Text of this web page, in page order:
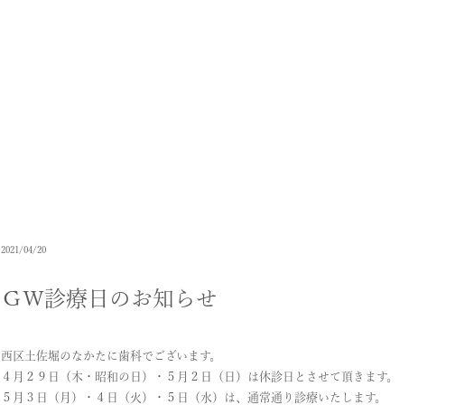
2021/04/20
ＧＷ診療日のお知らせ
西区土佐堀のなかたに歯科でございます。
４月２９日（木・昭和の日）・５月２日（日）は休診日とさせて頂きます。
５月３日（月）・４日（火）・５日（水）は、通常通り診療いたします。